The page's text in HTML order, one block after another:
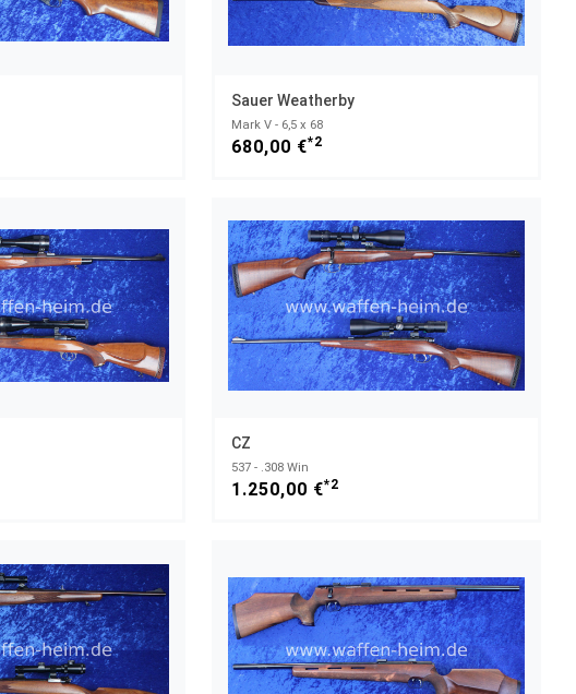
Sauer Weatherby
Mark V - 6,5 x 68
680,00 €*2
CZ
537 - .308 Win
1.250,00 €*2